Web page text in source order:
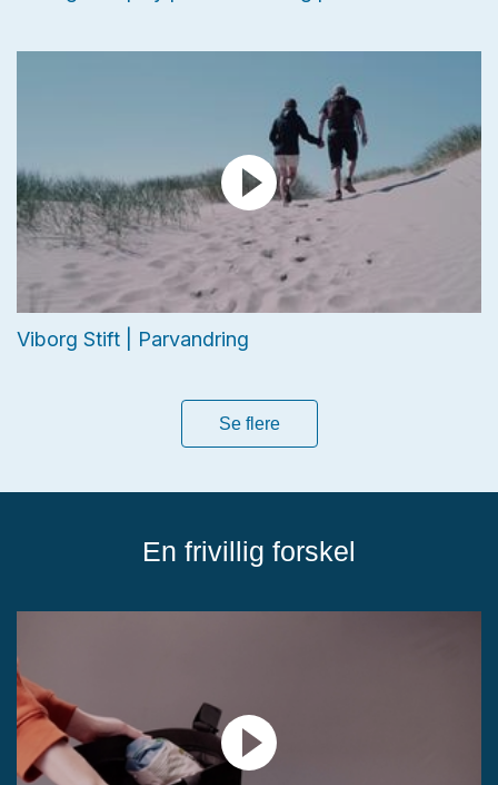
Viborg Stift | Parvandring
Se flere
En frivillig forskel